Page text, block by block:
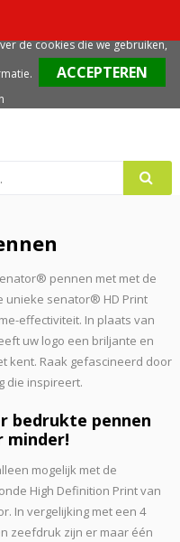
pennen met met de
unieke senator® HD Print
effectiviteit. In plaats van
uw logo een briljante en
kent. Raak gefascineerd door
die inspireert.
bedrukte pennen
minder!
mogelijk met de
High Definition Print van
In vergelijking met een 4
zeefdruk zijn er maar één
adviseren we deze
de cookies die we gebruiken,
.